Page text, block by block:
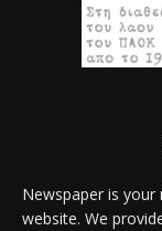
Newspaper is
website. We